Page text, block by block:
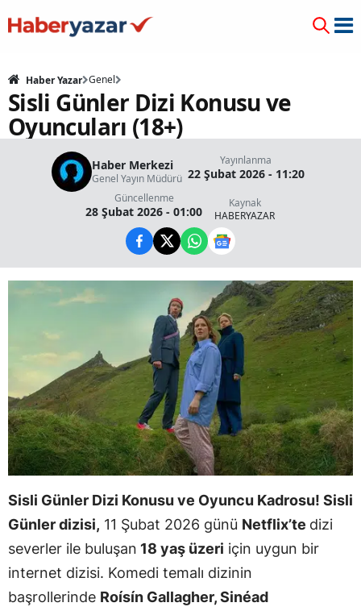
Haber Yazar Genel
Sisli Günler Dizi Konusu ve
Oyuncuları (18+)
Haber Merkezi
Genel Yayın Müdürü
Yayınlanma
22 Şubat 2026 - 11:20
Güncellenme
28 Şubat 2026 - 01:00
Kaynak
HABERYAZAR
Sisli Günler Dizi Konusu ve Oyuncu Kadrosu! Sisli
Günler dizisi, 11 Şubat 2026 günü Netflix’te dizi
severler ile buluşan 18 yaş üzeri için uygun bir
internet dizisi. Komedi temalı dizinin
başrollerinde Roísín Gallagher, Sinéad